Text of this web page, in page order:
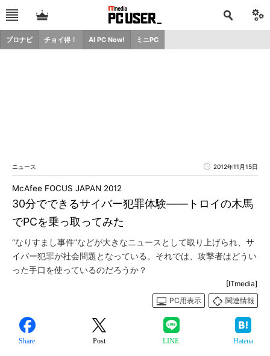
プロナビ チョイ得！ AI PC Now! ミニPC
ニュース 2012年11月15日
30分でできるサイバー犯罪体験――トロイの木馬
でPCを乗っ取ってみた
McAfee FOCUS JAPAN 2012
“なりすまし事件”などが大きなニュースとして取り上げられ、サ
イバー犯罪が社会問題となっている。それでは、攻撃者はどうい
った手口を使っているのだろうか？
[ITmedia]
PC用表示
関連情報
Share Post LINE Hatena